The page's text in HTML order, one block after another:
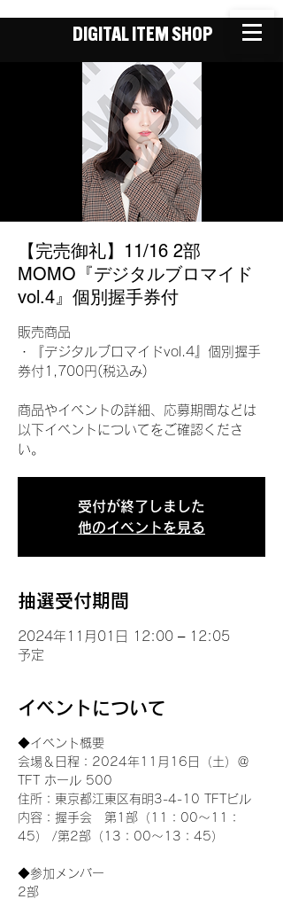
DIGITAL ITEM SHOP
【完売御礼】11/16 2部
MOMO『デジタルブロマイド
vol.4』個別握手券付
販売商品
・『デジタルブロマイドvol.4』個別握手
券付1,700円(税込み)
商品やイベントの詳細、応募期間などは
以下イベントについてをご確認くださ
い。
受付が終了しました
他のイベントを見る
抽選受付期間
2024年11月01日 12:00 – 12:05
予定
イベントについて
◆イベント概要
会場＆日程：2024年11月16日（土）＠
TFT ホール 500
住所：東京都江東区有明3-4-10 TFTビル
内容：握手会　第1部（11：00～11：
45） /第2部（13：00～13：45）
◆参加メンバー
2部